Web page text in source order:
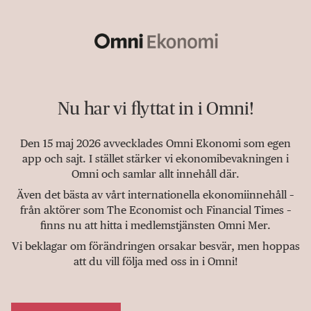
Nu har vi flyttat in i Omni!
Den 15 maj 2026 avvecklades Omni Ekonomi som egen
app och sajt. I stället stärker vi ekonomibevakningen i
Omni och samlar allt innehåll där.
Även det bästa av vårt internationella ekonomiinnehåll –
från aktörer som The Economist och Financial Times –
finns nu att hitta i medlemstjänsten Omni Mer.
Vi beklagar om förändringen orsakar besvär, men hoppas
att du vill följa med oss in i Omni!